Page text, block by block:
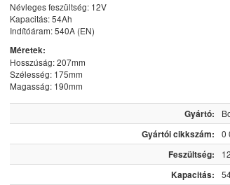
Névleges feszültség: 12V
Kapacitás: 54Ah
Indítóáram: 540A (EN)
Méretek:
Hosszúság: 207mm
Szélesség: 175mm
Magasság: 190mm
Gyártó:
Gyártói cikkszám: 0
Feszültség:
Kapacitás: